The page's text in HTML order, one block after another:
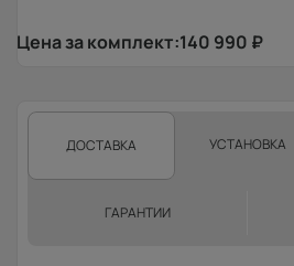
Цена за комплект:140 990 ₽
ДОСТАВКА УСТАНОВКА
ГАРАНТИИ